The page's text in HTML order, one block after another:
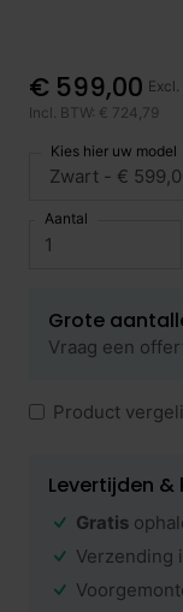
€ 599,00
Incl. BTW: € 724,79
Kies hier uw model
Aantal
Grote
Vraag een
Product
Levertijden &
Gratis
Verzending